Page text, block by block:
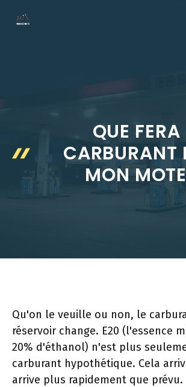
QUE FERA
CARBURANT
MON
Qu'on le veuille ou non, le
réservoir change. E20 (l'essence
20% d'éthanol) n'est plus
carburant hypothétique. Cela
arrive plus rapidement que prévu.